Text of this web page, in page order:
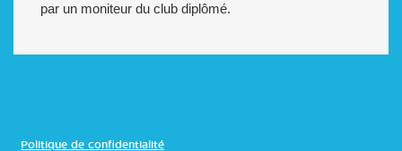
par un moniteur du club diplômé.
Politique de confidentialité